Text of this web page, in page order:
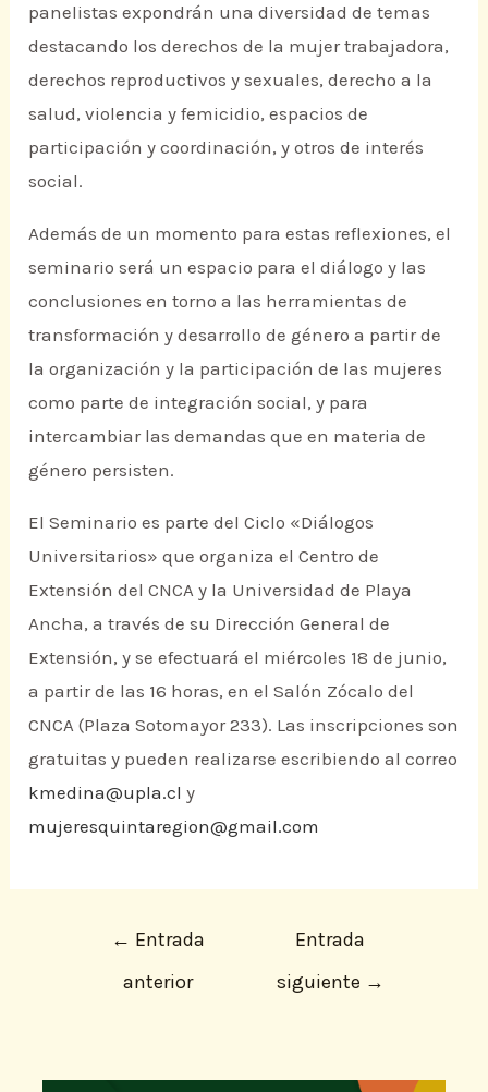
panelistas expondrán una diversidad de temas
destacando los derechos de la mujer trabajadora,
derechos reproductivos y sexuales, derecho a la
salud, violencia y femicidio, espacios de
participación y coordinación, y otros de interés
social.
Además de un momento para estas reflexiones, el
seminario será un espacio para el diálogo y las
conclusiones en torno a las herramientas de
transformación y desarrollo de género a partir de
la organización y la participación de las mujeres
como parte de integración social, y para
intercambiar las demandas que en materia de
género persisten.
El Seminario es parte del Ciclo «Diálogos
Universitarios» que organiza el Centro de
Extensión del CNCA y la Universidad de Playa
Ancha, a través de su Dirección General de
Extensión, y se efectuará el miércoles 18 de junio,
a partir de las 16 horas, en el Salón Zócalo del
CNCA (Plaza Sotomayor 233). Las inscripciones son
gratuitas y pueden realizarse escribiendo al correo
kmedina@upla.cl y
mujeresquintaregion@gmail.com
← Entrada
anterior
Entrada
siguiente →